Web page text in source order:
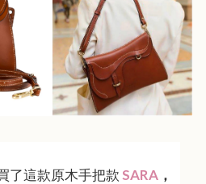
了這款原木手把款SARA ，